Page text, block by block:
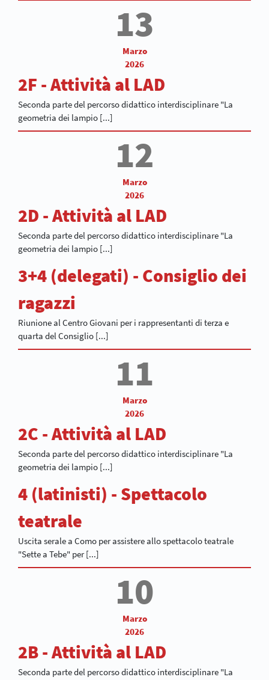
13
Marzo
2026
2F - Attività al LAD
Seconda parte del percorso didattico interdisciplinare "La
geometria dei lampio [...]
12
Marzo
2026
2D - Attività al LAD
Seconda parte del percorso didattico interdisciplinare "La
geometria dei lampio [...]
3+4 (delegati) - Consiglio dei
ragazzi
Riunione al Centro Giovani per i rappresentanti di terza e
quarta del Consiglio [...]
11
Marzo
2026
2C - Attività al LAD
Seconda parte del percorso didattico interdisciplinare "La
geometria dei lampio [...]
4 (latinisti) - Spettacolo
teatrale
Uscita serale a Como per assistere allo spettacolo teatrale
"Sette a Tebe" per [...]
10
Marzo
2026
2B - Attività al LAD
Seconda parte del percorso didattico interdisciplinare "La